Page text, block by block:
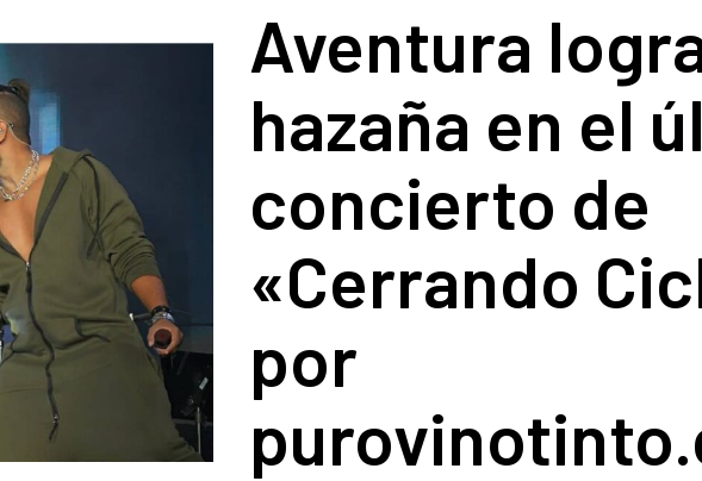
Aventura
hazaña en el
concierto de
«Cerrando
por